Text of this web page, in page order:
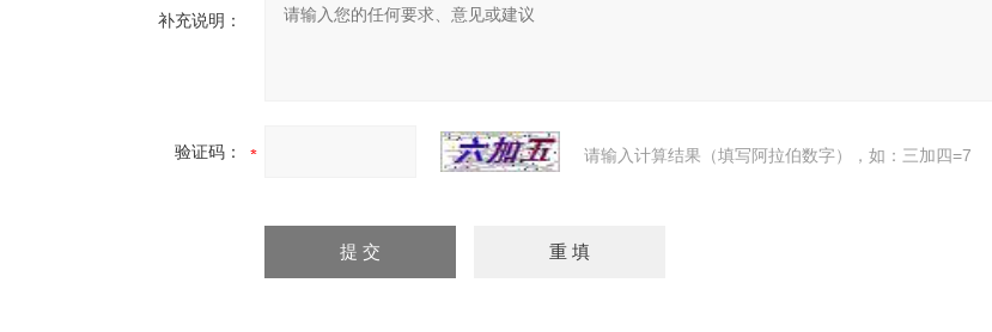
补充说明：
验证码： 请输入计算结果（填写阿拉伯数字），如：三加四=7